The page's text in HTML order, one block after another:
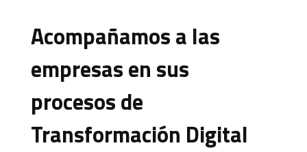
Acompañamos a las
empresas en sus
procesos de
Transformación Digital